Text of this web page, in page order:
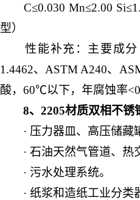
C≤0.030 Mn≤2.00
型）
性能补充：主要成分：
1.4462、ASTM A240、
酸，60℃以下，年腐蚀率
8、2205材质双相不锈
· 压力器皿、高压储藏罐
· 石油天然气管道、热
· 污水处理系统。
· 纸浆和造纸工业分类